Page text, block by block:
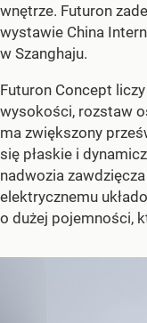
wnętrze. Futuron
wystawie China
w Szanghaju.
Futuron Concept
wysokości, rozstaw
ma zwiększony
się płaskie i
nadwozia
elektrycznemu
o dużej pojemności,